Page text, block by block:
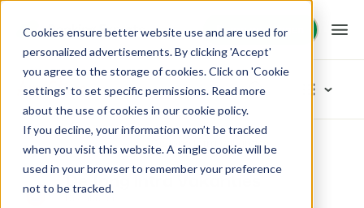
Cookies ensure better website use and are used for
personalized advertisements. By clicking 'Accept'
you agree to the storage of cookies. Click on 'Cookie
settings' to set specific permissions. Read more
about the use of cookies in our cookie policy.
If you decline, your information won’t be tracked
when you visit this website. A single cookie will be
used in your browser to remember your preference
not to be tracked.
Demo aanvragen
Demo aanvragen
Platform
BEX PMS
Reserveringssysteem
Beheer alle back office processen.
Oplossingen
Booking Experts voor:
Resources
App Store
Blader door de categorieën
Toegangscontrole
App Store Distribution De Jong Intra Vakanties
De Jong Intra Vakanties